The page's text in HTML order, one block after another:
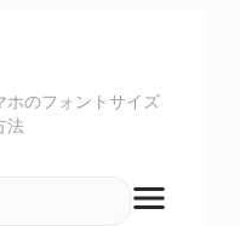
ホのフォントサイズ
法